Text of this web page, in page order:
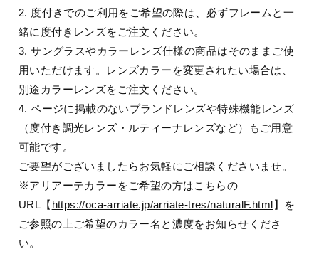
2. 度付きでのご利用をご希望の際は、必ずフレームと一
緒に度付きレンズをご注文ください。
3. サングラスやカラーレンズ仕様の商品はそのままご使
用いただけます。レンズカラーを変更されたい場合は、
別途カラーレンズをご注文ください。
4. ページに掲載のないブランドレンズや特殊機能レンズ
（度付き調光レンズ・ルティーナレンズなど）もご用意
可能です。
ご要望がございましたらお気軽にご相談くださいませ。
※アリアーテカラーをご希望の方はこちらの
URL【 https://oca-arriate.jp/arriate-tres/naturalF.html】を
ご参照の上ご希望のカラー名と濃度をお知らせくださ
い。